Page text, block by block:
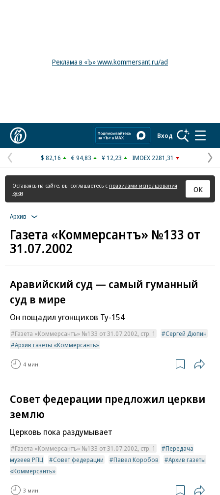
Реклама в «Ъ» www.kommersant.ru/ad
Вход
Предыдущая
страница
$ 82,16 € 94,83 ¥ 12,23 IMOEX 2281,31
Оставаясь на сайте, вы соглашаетесь с правилами использования
куки
ОК
Архив
Газета «Коммерсантъ» №133 от
31.07.2002
Аравийский суд — самый гуманный
суд в мире
Он пощадил угонщиков Ту-154
Газета «Коммерсантъ» №133 от 31.07.2002, стр. 1
Сергей Дюпин
Архив газеты «Коммерсантъ»
4 мин.
Совет федерации предложил церкви
землю
Церковь пока раздумывает
Газета «Коммерсантъ» №133 от 31.07.2002, стр. 1
Передача
музеев РПЦ
Совет федерации Павел Коробов
Архив газеты
«Коммерсантъ»
3 мин.